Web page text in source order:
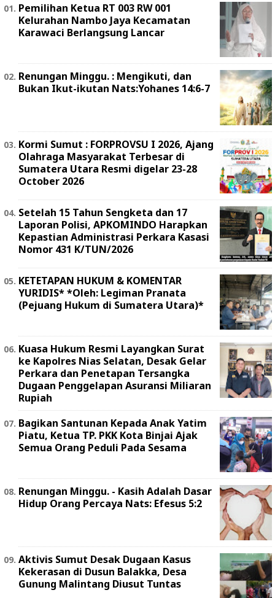
Pemilihan Ketua RT 003 RW 001
Kelurahan Nambo Jaya Kecamatan
Karawaci Berlangsung Lancar
Renungan Minggu. : Mengikuti, dan
Bukan Ikut-ikutan Nats:Yohanes 14:6-7
Kormi Sumut : FORPROVSU I 2026, Ajang
Olahraga Masyarakat Terbesar di
Sumatera Utara Resmi digelar 23-28
October 2026
Setelah 15 Tahun Sengketa dan 17
Laporan Polisi, APKOMINDO Harapkan
Kepastian Administrasi Perkara Kasasi
Nomor 431 K/TUN/2026
KETETAPAN HUKUM & KOMENTAR
YURIDIS* *Oleh: Legiman Pranata
(Pejuang Hukum di Sumatera Utara)*
Kuasa Hukum Resmi Layangkan Surat
ke Kapolres Nias Selatan, Desak Gelar
Perkara dan Penetapan Tersangka
Dugaan Penggelapan Asuransi Miliaran
Rupiah
Bagikan Santunan Kepada Anak Yatim
Piatu, Ketua TP. PKK Kota Binjai Ajak
Semua Orang Peduli Pada Sesama
Renungan Minggu. - Kasih Adalah Dasar
Hidup Orang Percaya Nats: Efesus 5:2
Aktivis Sumut Desak Dugaan Kasus
Kekerasan di Dusun Balakka, Desa
Gunung Malintang Diusut Tuntas